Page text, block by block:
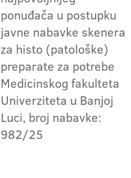
ponuđača u postupku
javne nabavke skenera
za histo (patološke)
preparate za potrebe
Medicinskog fakulteta
Univerziteta u Banjoj
Luci, broj nabavke:
982/25